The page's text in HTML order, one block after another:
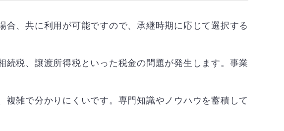
、共に利用が可能ですので、承継時期に応じて選択する
税、譲渡所得税といった税金の問題が発生します。事業
雑で分かりにくいです。専門知識やノウハウを蓄積して